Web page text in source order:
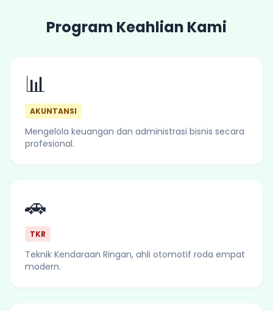
Program Keahlian Kami
📊
AKUNTANSI
Mengelola keuangan dan administrasi bisnis secara
profesional.
🚗
TKR
Teknik Kendaraan Ringan, ahli otomotif roda empat
modern.